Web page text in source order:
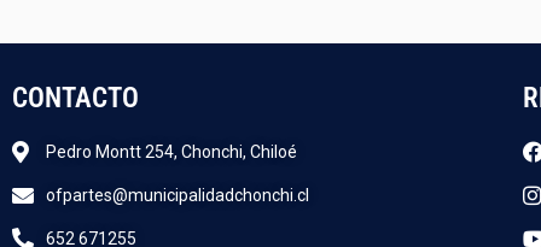
CONTACTO
Pedro Montt 254, Chonchi, Chiloé
ofpartes@municipalidadchonchi.cl
652 671255